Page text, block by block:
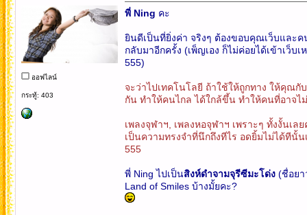
ออฟไลน์
กระทู้: 403
พี่ Ning คะ
ยินดีเป็นที่ยิ่งค่า จริงๆ ต้องขอบคุณเว็บและค
กลับมาอีกครั้ง (เพ็ญเอง ก็ไม่ค่อยได้เข้าเว็
555)
จะว่าไปเทคโนโลยี ถ้าใช้ให้ถูกทาง ให้คุณกั
กัน ทำให้คนไกล ได้ใกล้ขึ้น ทำให้คนที่อาจ
เพลงจุฬาฯ, เพลงหอจุฬาฯ เพราะๆ ทั้งงั้นเ
เป็นความทรงจำที่นึกถึงทีไร อดยิ้มไม่ได้ทีนั้
555
พี่ Ning ไปเป็นสิงห์ดำจามจุรีซีมะโด่ง (ชื่อยา
Land of Smiles บ้างมั้ยคะ?